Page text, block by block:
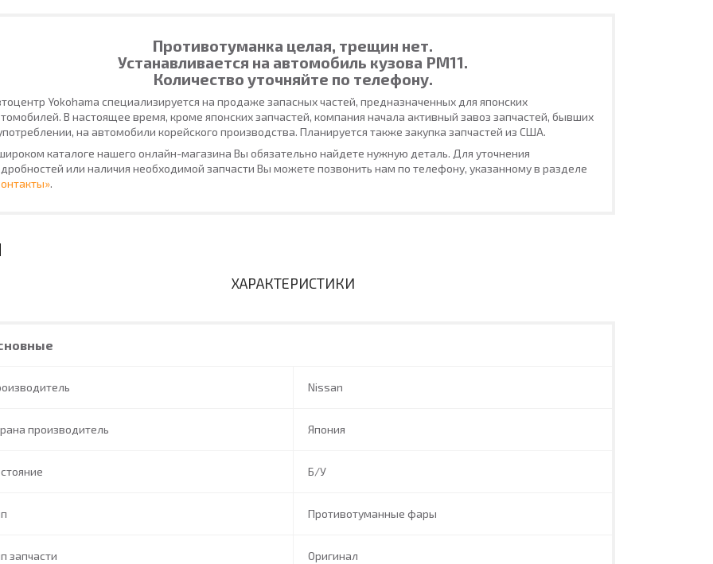
Противотуманка целая, трещин нет.
Устанавливается на автомобиль кузова PM11.
Количество уточняйте по телефону.
Yokohama специализируется на продаже запасных частей, предназначенных для японских
В настоящее время, кроме японских запчастей, компания начала активный завоз запчастей, бывших
на автомобили корейского производства. Планируется также закупка запчастей из США.
каталоге нашего онлайн-магазина Вы обязательно найдете нужную деталь. Для уточнения
или наличия необходимой запчасти Вы можете позвонить нам по телефону, указанному в разделе
.
ХАРАКТЕРИСТИКИ
Nissan
производитель Япония
Б/У
Противотуманные фары
запчасти Оригинал